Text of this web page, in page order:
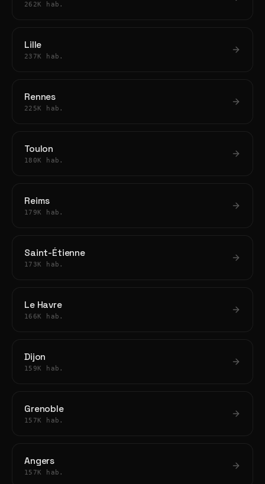
262K hab.
Lille
237K hab.
Rennes
225K hab.
Toulon
180K hab.
Reims
179K hab.
Saint-Étienne
173K hab.
Le Havre
166K hab.
Dijon
159K hab.
Grenoble
157K hab.
Angers
157K hab.